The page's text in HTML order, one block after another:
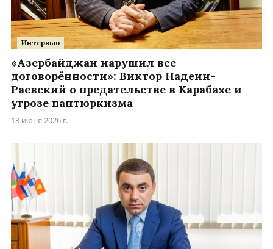
Интервью
«Азербайджан нарушил все
договорённости»: Виктор Надеин-
Раевский о предательстве в Карабахе и
угрозе пантюркизма
13 июня 2026 г.